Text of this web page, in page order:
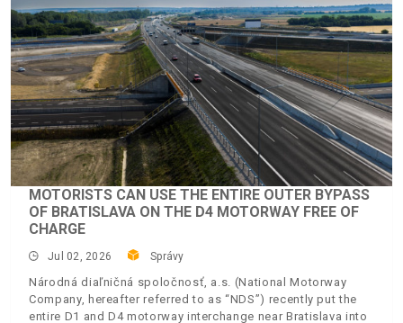
MOTORISTS CAN USE THE ENTIRE OUTER BYPASS
OF BRATISLAVA ON THE D4 MOTORWAY FREE OF
CHARGE
Jul 02, 2026 Správy
Národná diaľničná spoločnosť, a.s. (National Motorway
Company, hereafter referred to as “NDS”) recently put the
entire D1 and D4 motorway interchange near Bratislava into